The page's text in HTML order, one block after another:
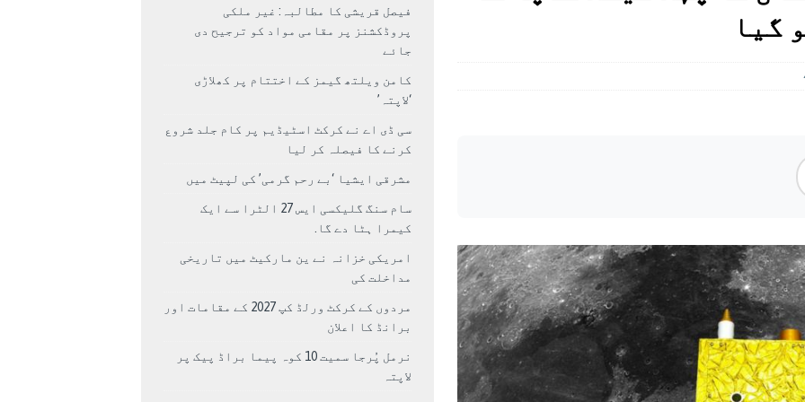
غیر ملکی پروڈکشنز پر مقامی مواد کو ترجیح دی جائے
گیا
فیصل قریشی کا مطالبہ: غیر ملکی
پروڈکشنز پر مقامی مواد کو ترجیح دی
جائے
کامن ویلتھ گیمز کے اختتام پر کھلاڑی
‘لاپتہ’
سی ڈی اے نے کرکٹ اسٹیڈیم پر کام جلد شروع
کرنے کا فیصلہ کر لیا
مشرقی ایشیا ‘بے رحم گرمی’ کی لپیٹ میں
سام سنگ گلیکسی ایس 27 الٹرا سے ایک
کیمرا ہٹا دے گا.
امریکی خزانہ نے ین مارکیٹ میں تاریخی
مداخلت کی
مردوں کے کرکٹ ورلڈ کپ 2027 کے مقامات اور
برانڈ کا اعلان
نرمل پُرجا سمیت 10 کوہ پیما براڈ پیک پر
لاپتہ